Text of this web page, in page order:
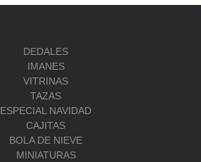
DEDALES
IMANES
VITRINAS
TAZAS
ESPECIAL NAVIDAD
CAJITAS
BOLA DE NIEVE
MINIATURAS